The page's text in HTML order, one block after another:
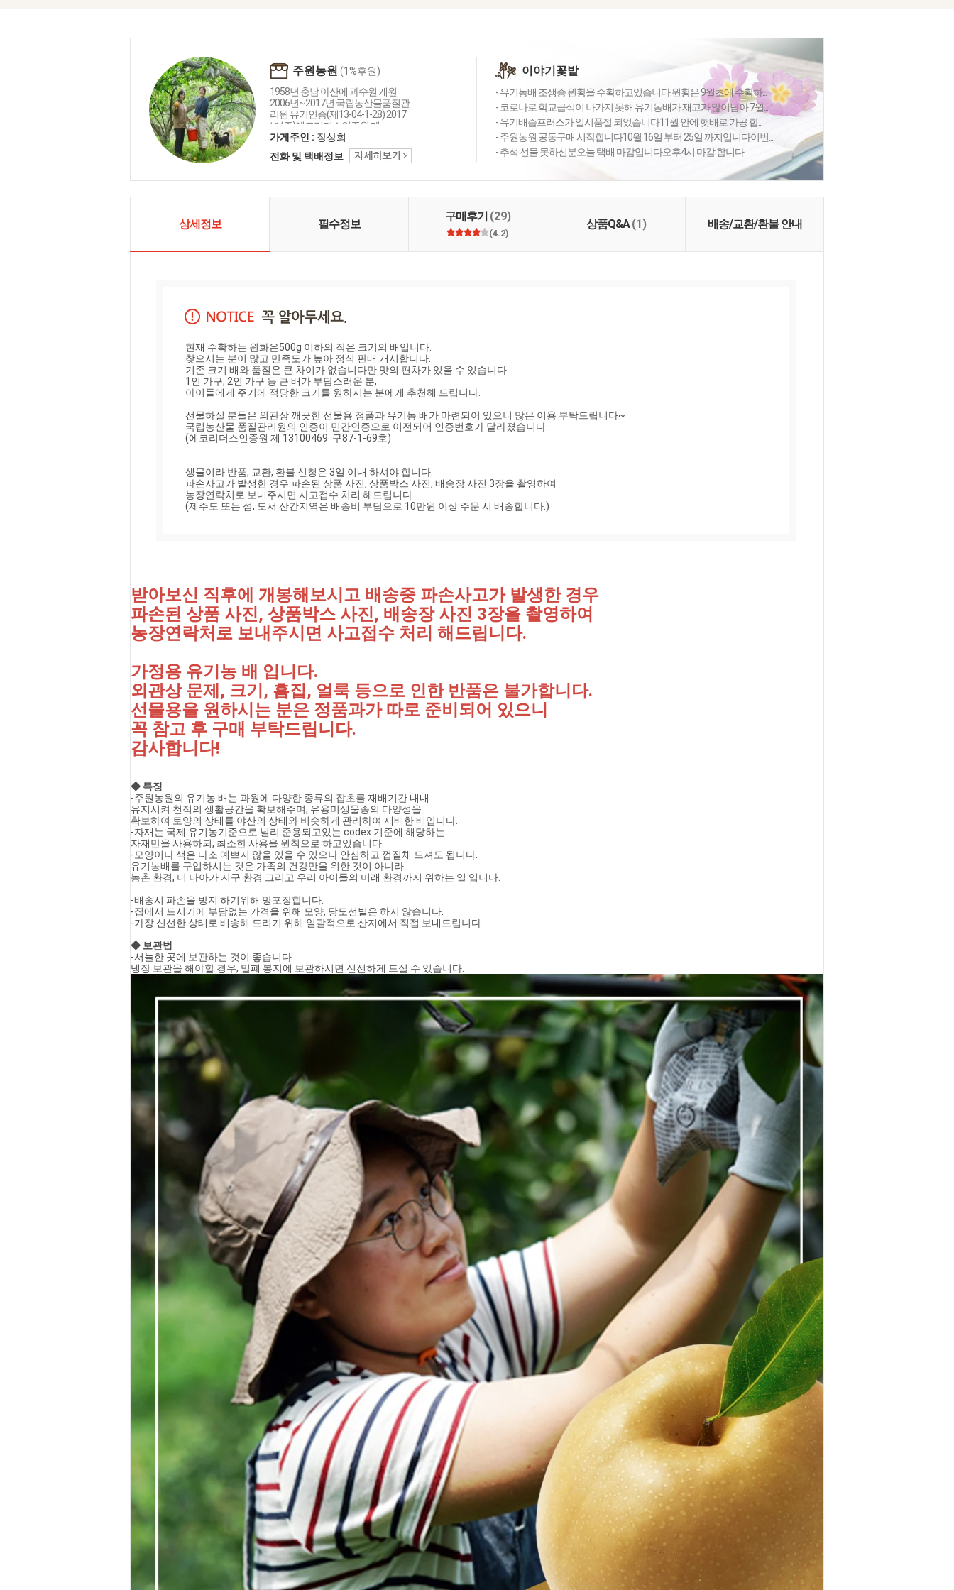
주원농원 (1%후원)
1958년 충남 아산에 과수원 개원
2006년~2017년 국립농산물품질관
리원 유기인증(제13-04-1-28) 2017
년 (주)에코리더스인증원 제
13800093호 안전한 먹거리와 깨끗
한 땅과 물, 공기를 우리 자손에게 되
돌려주고 농업과 농촌을 살려 모두
력하고 있습니다. 꽃마주민 여러분
로 방영되었습니다.
가게주인 : 장상희
전화 및 택배정보
이야기꽃밭
- 유기농배 조생종 원황을 수확하고있습니다.원황은 9월초에 수확하...
- 코로나로 학교급식이 나가지 못해 유기농배가 재고가 많이남아 7윌...
- 유기배즙프러스가 일시품절 되었습니다11월 안에 햇배로 가공 합...
- 주원농원 공동구매 시작합니다10월 16일 부터 25일 까지입니다이번...
- 추석 선물 못하신분오늘 택배 마감입니다오후4시 마감 합니다
상세정보 필수정보
구매후기 (29)
(4.2)
상품Q&A(1) 배송/교환/환불 안내
현재 수확하는 원화은500g 이하의 작은 크기의 배입니다.
찾으시는 분이 많고 만족도가 높아 정식 판매 개시합니다.
기존 크기 배와 품질은 큰 차이가 없습니다만 맛의 편차가 있을 수 있습니다.
1인 가구, 2인 가구 등 큰 배가 부담스러운 분,
아이들에게 주기에 적당한 크기를 원하시는 분에게 추천해 드립니다.
선물하실 분들은 외관상 깨끗한 선물용 정품과 유기농 배가 마련되어 있으니 많은 이용 부탁드립니다~
국립농산물 품질관리원의 인증이 민간인증으로 이전되어 인증번호가 달라졌습니다.
(에코리더스인증원 제 13100469  구87-1-69호)
생물이라 반품, 교환, 환불 신청은 3일 이내 하셔야 합니다.
파손사고가 발생한 경우 파손된 상품 사진, 상품박스 사진, 배송장 사진 3장을 촬영하여
농장연락처로 보내주시면 사고접수 처리 해드립니다.
(제주도 또는 섬, 도서 산간지역은 배송비 부담으로 10만원 이상 주문 시 배송합니다.)
받아보신 직후에 개봉해보시고 배송중 파손사고가 발생한 경우
파손된 상품 사진, 상품박스 사진, 배송장 사진 3장을 촬영하여
농장연락처로 보내주시면 사고접수 처리 해드립니다.
가정용 유기농 배 입니다.
외관상 문제, 크기, 흠집, 얼룩 등으로 인한 반품은 불가합니다.
선물용을 원하시는 분은 정품과가 따로 준비되어 있으니
꼭 참고 후 구매 부탁드립니다.
감사합니다!
◆ 특징
-주원농원의 유기농 배는 과원에 다양한 종류의 잡초를 재배기간 내내
유지시켜 천적의 생활공간을 확보해주며, 유용미생물종의 다양성을
확보하여 토양의 상태를 야산의 상태와 비슷하게 관리하여 재배한 배입니다.
-자재는 국제 유기농기준으로 널리 준용되고있는 codex 기준에 해당하는
자재만을 사용하되, 최소한 사용을 원칙으로 하고있습니다.
-모양이나 색은 다소 예쁘지 않을 있을 수 있으나 안심하고 껍질채 드셔도 됩니다.
유기농배를 구입하시는 것은 가족의 건강만을 위한 것이 아니라
농촌 환경, 더 나아가 지구 환경 그리고 우리 아이들의 미래 환경까지 위하는 일 입니다.
-배송시 파손을 방지 하기위해 망포장합니다.
-집에서 드시기에 부담없는 가격을 위해 모양, 당도선별은 하지 않습니다.
-가장 신선한 상태로 배송해 드리기 위해 일괄적으로 산지에서 직접 보내드립니다.
◆ 보관법
-서늘한 곳에 보관하는 것이 좋습니다.
냉장 보관을 해야할 경우, 밀폐 봉지에 보관하시면 신선하게 드실 수 있습니다.